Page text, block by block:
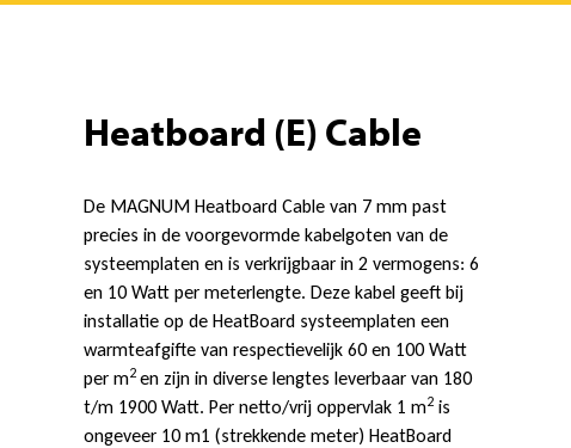
Heatboard (E) Cable
De MAGNUM Heatboard Cable van 7 mm past
precies in de voorgevormde kabelgoten van de
systeemplaten en is verkrijgbaar in 2 vermogens: 6
en 10 Watt per meterlengte. Deze kabel geeft bij
installatie op de HeatBoard systeemplaten een
warmteafgifte van respectievelijk 60 en 100 Watt
per m2 en zijn in diverse lengtes leverbaar van 180
t/m 1900 Watt. Per netto/vrij oppervlak 1 m2 is
ongeveer 10 m1 (strekkende meter) HeatBoard